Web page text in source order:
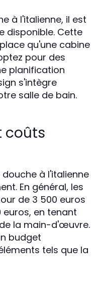
à l'italienne, il est
disponible. Cette
qu'une cabine
pour des
planification
s'intègre
salle de bain.
coûts
à l'italienne
En général, les
de 3 500 euros
en tenant
la main-d'œuvre.
budget
tels que la